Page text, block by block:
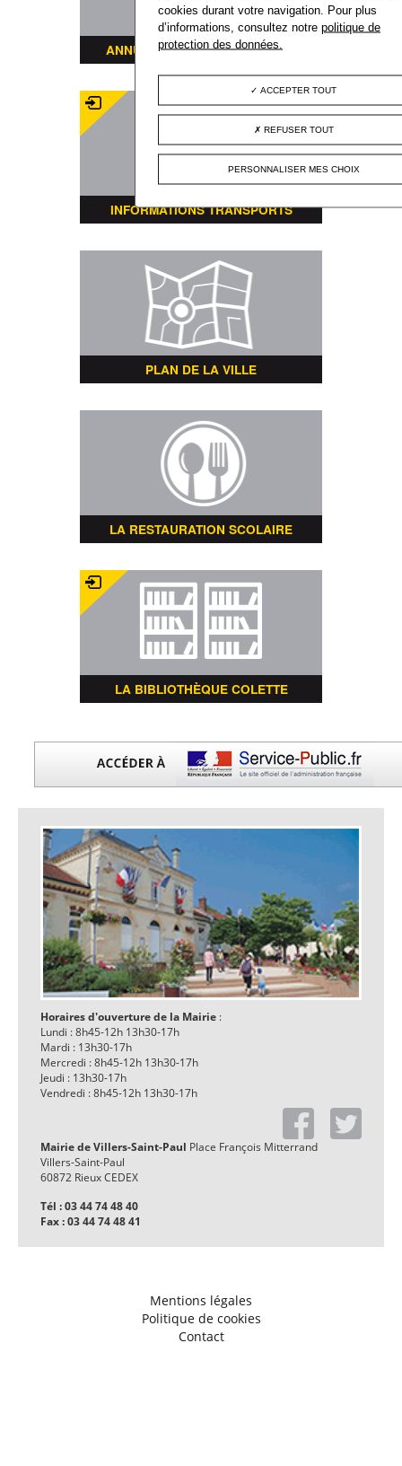
ANNUAIRE DES ASSOCIATIONS
INFORMATIONS TRANSPORTS
PLAN DE LA VILLE
LA RESTAURATION SCOLAIRE
LA BIBLIOTHÈQUE COLETTE
Horaires d'ouverture de la Mairie :
Lundi : 8h45-12h 13h30-17h
Mardi : 13h30-17h
Mercredi : 8h45-12h 13h30-17h
Jeudi : 13h30-17h
Vendredi : 8h45-12h 13h30-17h
Mairie de Villers-Saint-Paul Place François Mitterrand
Villers-Saint-Paul
60872 Rieux CEDEX
Tél : 03 44 74 48 40
Fax : 03 44 74 48 41
Mentions légales
Politique de cookies
Contact
cookies durant votre navigation. Pour plus
d’informations, consultez notrepolitique de
protection des données.
ACCEPTER TOUT
REFUSER TOUT
PERSONNALISER MES CHOIX